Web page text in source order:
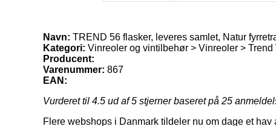
Navn: TREND 56 flasker, leveres samlet, Natur
Kategori: Vinreoler og vintilbehør > Vinreoler >
Producent:
Varenummer: 867
EAN:
Vurderet til 4.5 ud af 5 stjerner baseret på 25
Flere webshops i Danmark tildeler nu om dage et